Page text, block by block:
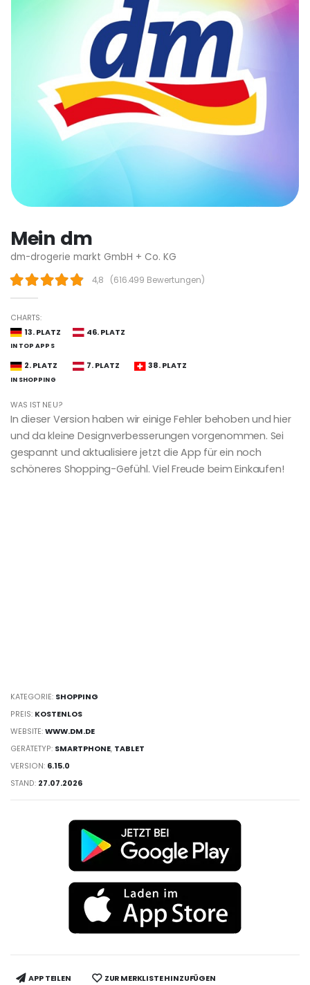
Mein dm
dm-drogerie markt GmbH + Co. KG
4,8 (616.499 Bewertungen)
CHARTS:
13. PLATZ
46. PLATZ
IN TOP APPS
2. PLATZ 7. PLATZ 38. PLATZ
IN SHOPPING
WAS IST NEU?
In dieser Version haben wir einige Fehler behoben und hier
und da kleine Designverbesserungen vorgenommen. Sei
gespannt und aktualisiere jetzt die App für ein noch
schöneres Shopping-Gefühl. Viel Freude beim Einkaufen!
KATEGORIE: SHOPPING
PREIS: KOSTENLOS
WEBSITE:WWW.DM.DE
GERÄTETYP: SMARTPHONE, TABLET
VERSION: 6.15.0
STAND: 27.07.2026
APP TEILEN ZUR MERKLISTE HINZUFÜGEN